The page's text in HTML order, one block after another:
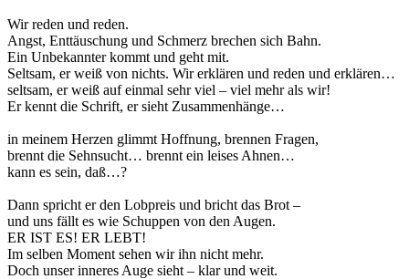
Wir reden und reden.
Angst, Enttäuschung und Schmerz brechen sich Bahn.
Ein Unbekannter kommt und geht mit.
Seltsam, er weiß von nichts. Wir erklären und reden und erklären…
seltsam, er weiß auf einmal sehr viel – viel mehr als wir!
Er kennt die Schrift, er sieht Zusammenhänge…
in meinem Herzen glimmt Hoffnung, brennen Fragen,
brennt die Sehnsucht… brennt ein leises Ahnen…
kann es sein, daß…?
Dann spricht er den Lobpreis und bricht das Brot –
und uns fällt es wie Schuppen von den Augen.
ER IST ES! ER LEBT!
Im selben Moment sehen wir ihn nicht mehr.
Doch unser inneres Auge sieht – klar und weit.